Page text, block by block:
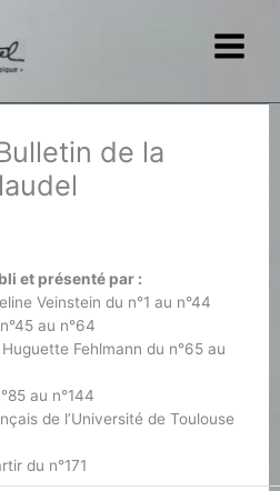
de la
et présenté par :
Veinstein du n°1 au n°44
au n°64
Fehlmann du n°65 au
au n°144
de l’Université de Toulouse
du n°171